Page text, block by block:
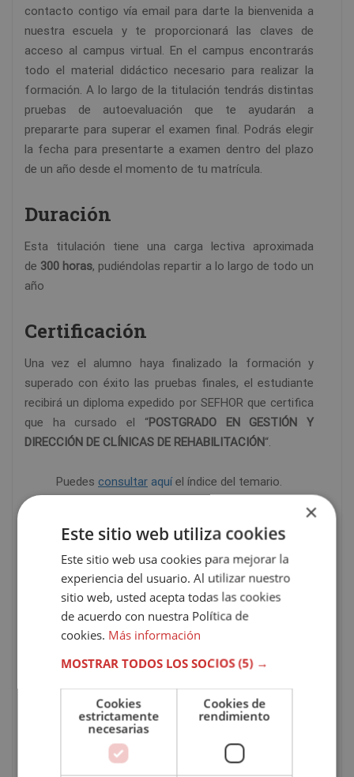
contacto contigo vía email para darte la bienvenida a
nuestra escuela y te proporcionará las claves de
acceso al campus virtual. En el campus encontrarás
todo el material didáctico necesario para realizar la
formación. A lo largo de la titulación tendrás distintas
pruebas de autoevaluación que te ayudarán a
prepararte para superar el examen final. Podrás elegir
la fecha para presentarte a examen dentro del plazo
de un año desde el momento de tu matrícula.
Duración
Esta titulación tiene una carga lectiva aproximada
de 300 horas, pudiéndolas repartir a lo largo de todo un
año
Certificación
Una vez el alumno haya finalizado la formación y
superado con éxito las pruebas finales, el estudiante
recibirá un diploma expedido por SEFHOR que certifica
que ha cursado el “POSTGRADO EN GESTIÓN Y
DIRECCIÓN DE CLÍNICAS DE REHABILITACIÓN“.
Puedes consultar aquíel índice del temario.
*El contenido se encuentra orientado hacia la
adquisición de formación teórica complementaria.
Esta formación no conduce a la obtención de una
titulación oficial.
CARACTERÍSTICAS DEL CURSO
Modalidad Online / A distancia
×
Este sitio web utiliza cookies
Este sitio web usa cookies para mejorar la
experiencia del usuario. Al utilizar nuestro
sitio web, usted acepta todas las cookies
de acuerdo con nuestra Política de
cookies. Más información
MOSTRAR TODOS LOS SOCIOS(5) →
Cookies
estrictamente
necesarias
Cookies de
rendimiento